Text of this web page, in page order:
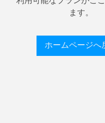
ます。
ホームページへ